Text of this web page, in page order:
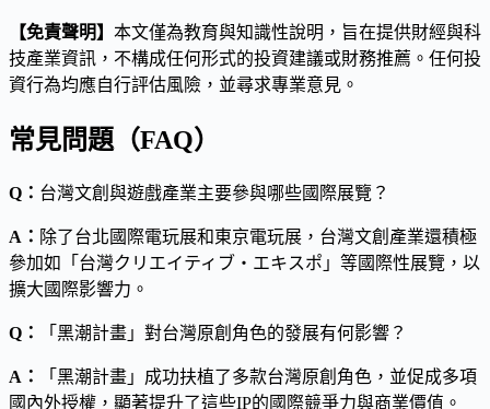
【免責聲明】 本文僅為教育與知識性說明，旨在提供財經與科
技產業資訊，不構成任何形式的投資建議或財務推薦。任何投
資行為均應自行評估風險，並尋求專業意見。
常見問題（FAQ）
Q： 台灣文創與遊戲產業主要參與哪些國際展覽？
A： 除了台北國際電玩展和東京電玩展，台灣文創產業還積極
參加如「台灣クリエイティブ・エキスポ」等國際性展覽，以
擴大國際影響力。
Q： 「黑潮計畫」對台灣原創角色的發展有何影響？
A：
「黑潮計畫」成功扶植了多款台灣原創角色，並促成多項
國內外授權，顯著提升了這些IP的國際競爭力與商業價值。